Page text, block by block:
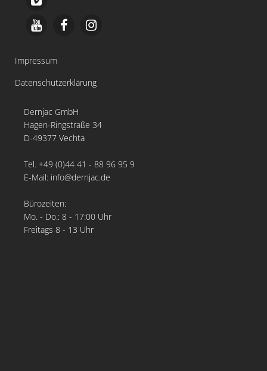
Impressum
Datenschutzerklärung
Dernjac GmbH
Hagen-Ringstraße 34
D-49377 Vechta
Tel. +49 (0)44 41 - 88 96 95 9
E-Mail: info@dernjac.de
Bürozeiten:
Mo. - Do.: 8 - 17:00 Uhr
Freitags 8 - 13 Uhr